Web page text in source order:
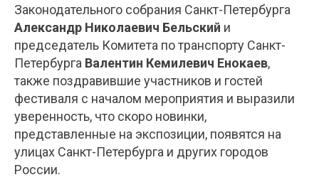
Законодательного собрания Санкт-Петербурга
Александр Николаевич Бельский и
председатель Комитета по транспорту Санкт-
Петербурга Валентин Кемилевич Енокаев,
также поздравившие участников и гостей
фестиваля с началом мероприятия и выразили
уверенность, что скоро новинки,
представленные на экспозиции, появятся на
улицах Санкт-Петербурга и других городов
России.